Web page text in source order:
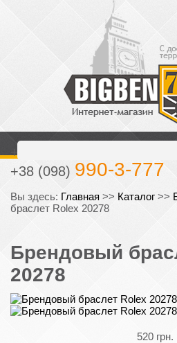
+38 (093)
+38 (098) 990-3-777
Вы здесь: Главная >> Каталог >>
браслет Rolex 20278
Брендовый
20278
520 грн.